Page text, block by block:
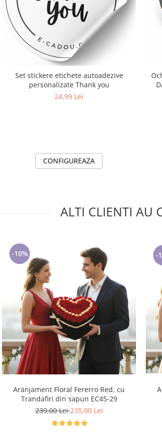
Set stickere etichete autoadezive
personalizate Thank you
24,99 Lei
CONFIGUREAZA
ALTI CLIENTI AU
-10%
Aranjament Floral Fererro Red, cu
Trandafiri din sapun EC45-29
239,00 Lei215,00 Lei
-